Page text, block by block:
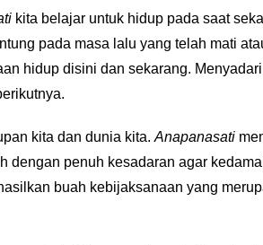
kita belajar untuk hidup pada saat
pada masa lalu yang telah mati
hidup disini dan sekarang.
kita dan dunia kita. Anapanasati
dengan penuh kesadaran agar
buah kebijaksanaan yang